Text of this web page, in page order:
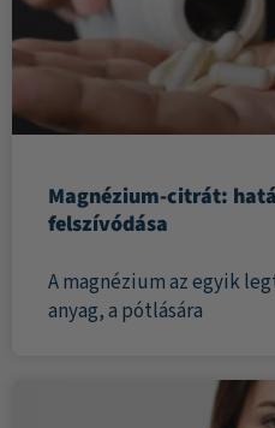
Magnézium-citrát:
felszívódása
A magnézium az egyik
anyag, a pótlására